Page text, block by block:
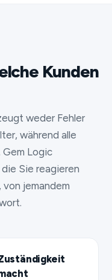
Kunden
weder Fehler
während alle
Gem Logic
Sie reagieren
jemandem